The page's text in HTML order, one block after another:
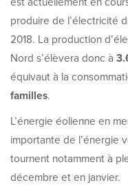
produire de l’électricité
2018. La production
Nord s’élèvera donc à
équivaut à la
familles.
L’énergie éolienne en
importante de l’énergie
tournent notamment à
décembre et en janvier.